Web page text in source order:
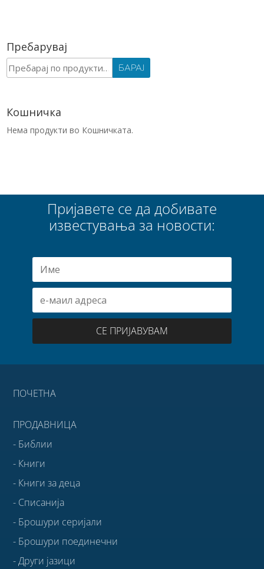
Пребарувај
Барај
за:
БАРАЈ
Кошничка
Нема продукти во Кошничката.
Пријавете се да добивате
известувања за новости:
СЕ ПРИЈАВУВАМ
ПОЧЕТНА
ПРОДАВНИЦА
- Библии
- Книги
- Книги за деца
- Списанија
- Брошури серијали
- Брошури поединечни
- Други јазици